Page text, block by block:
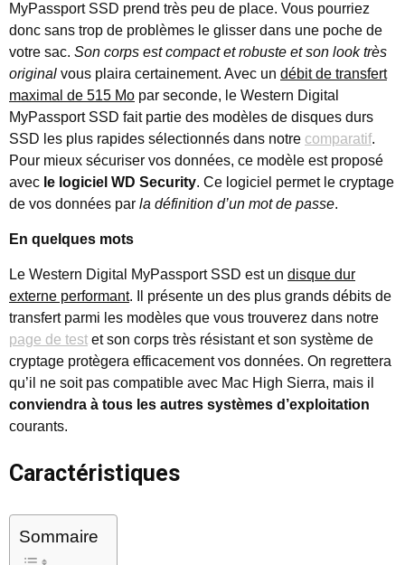
MyPassport SSD prend très peu de place. Vous pourriez
donc sans trop de problèmes le glisser dans une poche de
votre sac. Son corps est compact et robuste et son look très
original vous plaira certainement. Avec un débit de transfert
maximal de 515 Mo par seconde, le Western Digital
MyPassport SSD fait partie des modèles de disques durs
SSD les plus rapides sélectionnés dans notre comparatif.
Pour mieux sécuriser vos données, ce modèle est proposé
avec le logiciel WD Security. Ce logiciel permet le cryptage
de vos données par la définition d’un mot de passe.
En quelques mots
Le Western Digital MyPassport SSD est un disque dur
externe performant. Il présente un des plus grands débits de
transfert parmi les modèles que vous trouverez dans notre
page de test et son corps très résistant et son système de
cryptage protègera efficacement vos données. On regrettera
qu’il ne soit pas compatible avec Mac High Sierra, mais il
conviendra à tous les autres systèmes d’exploitation
courants.
Caractéristiques
Sommaire